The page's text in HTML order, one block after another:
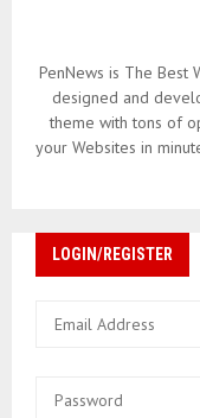
PenNews is The Best
designed and
theme with tons of
your Websites in
LOGIN/REGISTER